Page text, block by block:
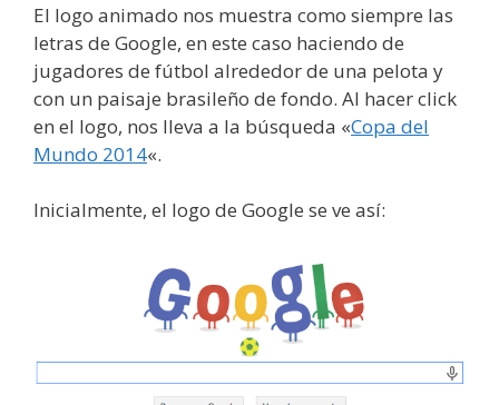
El logo animado nos muestra como siempre las
letras de Google, en este caso haciendo de
jugadores de fútbol alrededor de una pelota y
con un paisaje brasileño de fondo. Al hacer click
en el logo, nos lleva a la búsqueda «Copa del
Mundo 2014«.
Inicialmente, el logo de Google se ve así: